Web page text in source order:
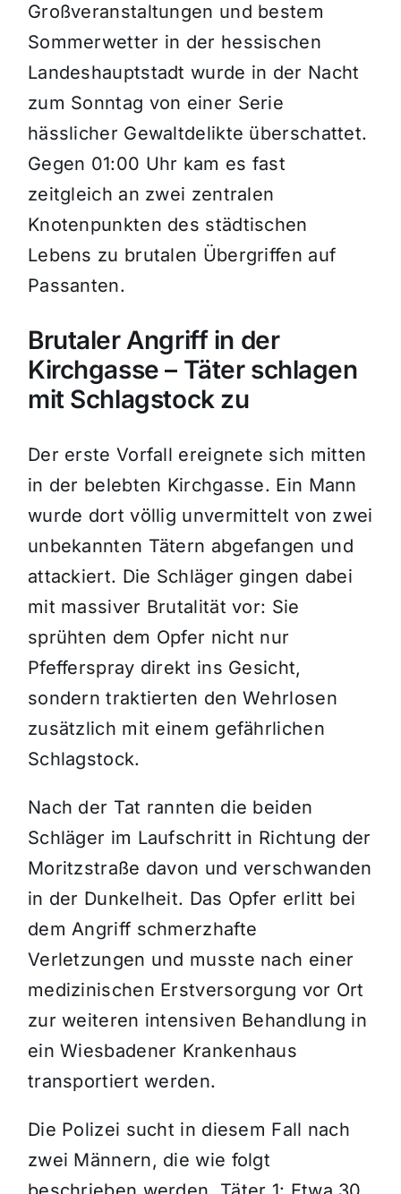
Großveranstaltungen und bestem
Sommerwetter in der hessischen
Landeshauptstadt wurde in der Nacht
zum Sonntag von einer Serie
hässlicher Gewaltdelikte überschattet.
Gegen 01:00 Uhr kam es fast
zeitgleich an zwei zentralen
Knotenpunkten des städtischen
Lebens zu brutalen Übergriffen auf
Passanten.
Brutaler Angriff in der
Kirchgasse – Täter schlagen
mit Schlagstock zu
Der erste Vorfall ereignete sich mitten
in der belebten Kirchgasse. Ein Mann
wurde dort völlig unvermittelt von zwei
unbekannten Tätern abgefangen und
attackiert. Die Schläger gingen dabei
mit massiver Brutalität vor: Sie
sprühten dem Opfer nicht nur
Pfefferspray direkt ins Gesicht,
sondern traktierten den Wehrlosen
zusätzlich mit einem gefährlichen
Schlagstock.
Nach der Tat rannten die beiden
Schläger im Laufschritt in Richtung der
Moritzstraße davon und verschwanden
in der Dunkelheit. Das Opfer erlitt bei
dem Angriff schmerzhafte
Verletzungen und musste nach einer
medizinischen Erstversorgung vor Ort
zur weiteren intensiven Behandlung in
ein Wiesbadener Krankenhaus
transportiert werden.
Die Polizei sucht in diesem Fall nach
zwei Männern, die wie folgt